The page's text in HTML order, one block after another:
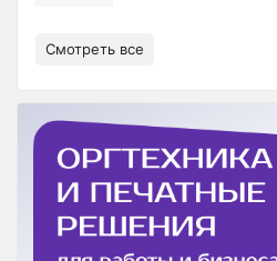
Смотреть все